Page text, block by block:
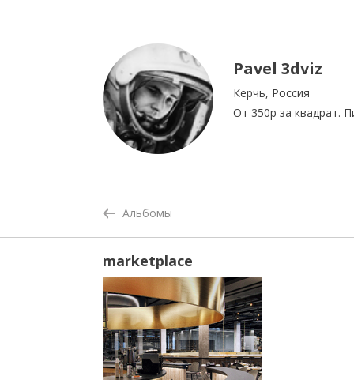
Pavel 3dviz
Керчь, Россия
От 350р за квадрат.
Альбомы
marketplace